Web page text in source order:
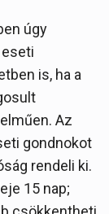
úgy
is, ha a
Az
gondnokot
rendeli ki.
15 nap;